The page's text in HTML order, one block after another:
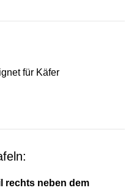
für Käfer
rechts neben dem